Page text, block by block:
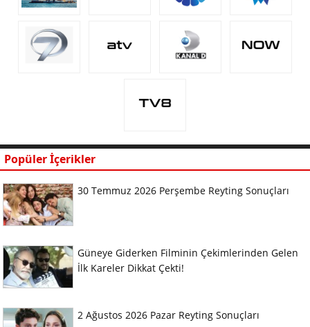
Popüler İçerikler
30 Temmuz 2026 Perşembe Reyting Sonuçları
Güneye Giderken Filminin Çekimlerinden Gelen
İlk Kareler Dikkat Çekti!
2 Ağustos 2026 Pazar Reyting Sonuçları